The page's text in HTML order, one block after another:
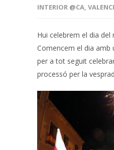
INTERIOR @CA,
Hui celebrem el dia
Comencem el dia amb
per a tot seguit
processó per la